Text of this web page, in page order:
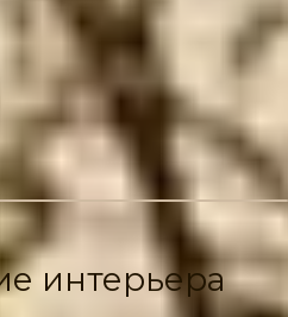
вам нужно и что вы
интерьера